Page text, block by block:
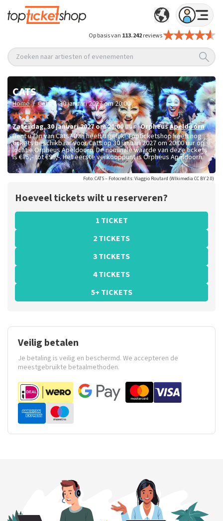
Op basis van 113.242reviews
Zoeken naar artiesten of evenementen
CATS
Home / Cats / 30 januari 2027 om 20:00
zaterdag,30 januari 2027 om 20:00uur|OrpheusApeldoorn
Bent u fan van Cats? Dan heeft u geluk! Topticketshop heeft nog
tickets beschikbaar voor Cats op 30 januari 2027 om 20:00 uur op
locatie Orpheus Apeldoorn. De nominale waarde van deze tickets
is€75,- tot €99,-. Het eerste verkooppunt is Orpheus Apeldoorn.
Foto: CATS – Fotocredits: Viaggio Routard (WIkimedia CC BY 2.0)
Hoeveel tickets wilt u reserveren?
1 TICKET
2 TICKETS
3 TICKETS
4 TICKETS
5+ TICKETS
Veilig betalen
Je betaling is veilig en beschermd. We accepteren de
meestgebruikte betaalmethoden.